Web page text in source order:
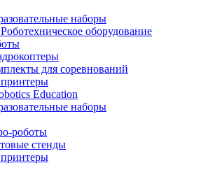
наборы
оборудование
для соревнований
Education
наборы
роботы
стенды